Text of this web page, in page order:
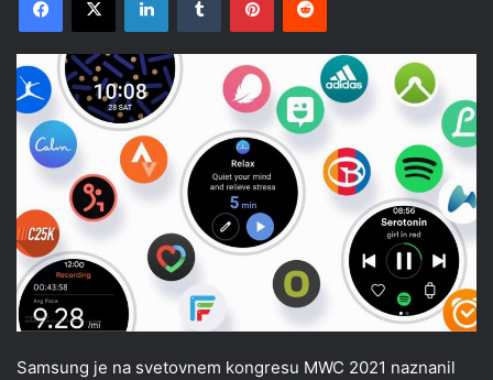
Samsung je na svetovnem kongresu MWC 2021 naznanil